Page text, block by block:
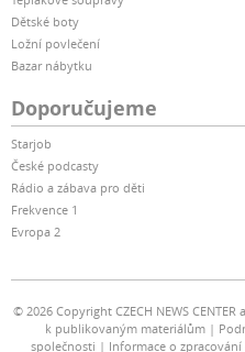
Dětské boty
Ložní povlečení
Bazar nábytku
Doporučujeme
Starjob
České podcasty
Rádio a zábava pro děti
Frekvence 1
Evropa 2
© 2026 Copyright CZECH NEWS
k publikovaným materiálům
společnosti
Informace o